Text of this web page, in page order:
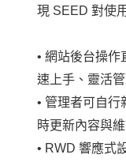
現 SEED 對使
• 網站後台操
速上手、靈活管
• 管理者可自
時更新內容與
• RWD 響應式